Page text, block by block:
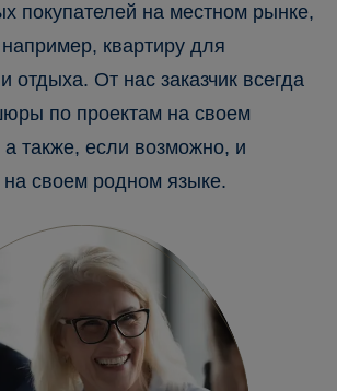
покупателей на местном рынке,
квартиру для
отдыха. От нас заказчик всегда
по проектам на своем
также, если возможно, и
своем родном языке.